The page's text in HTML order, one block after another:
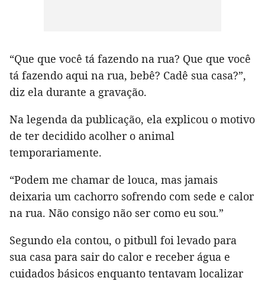
“Que que você tá fazendo na rua? Que que você
tá fazendo aqui na rua, bebê? Cadê sua casa?”,
diz ela durante a gravação.
Na legenda da publicação, ela explicou o motivo
de ter decidido acolher o animal
temporariamente.
“Podem me chamar de louca, mas jamais
deixaria um cachorro sofrendo com sede e calor
na rua. Não consigo não ser como eu sou.”
Segundo ela contou, o pitbull foi levado para
sua casa para sair do calor e receber água e
cuidados básicos enquanto tentavam localizar